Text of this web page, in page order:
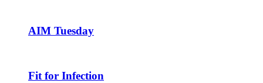
AIM Tuesday
Fit for Infection